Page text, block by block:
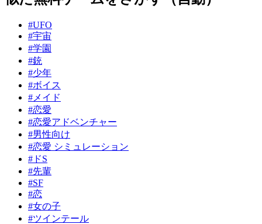
#UFO
#宇宙
#学園
#銃
#少年
#ボイス
#メイド
#恋愛
#恋愛アドベンチャー
#男性向け
#恋愛 シミュレーション
#ドS
#先輩
#SF
#恋
#女の子
#ツインテール